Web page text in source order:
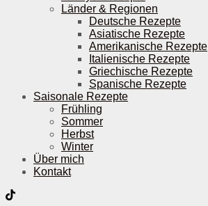
Länder & Regionen
Deutsche Rezepte
Asiatische Rezepte
Amerikanische Rezepte
Italienische Rezepte
Griechische Rezepte
Spanische Rezepte
Saisonale Rezepte
Frühling
Sommer
Herbst
Winter
Über mich
Kontakt